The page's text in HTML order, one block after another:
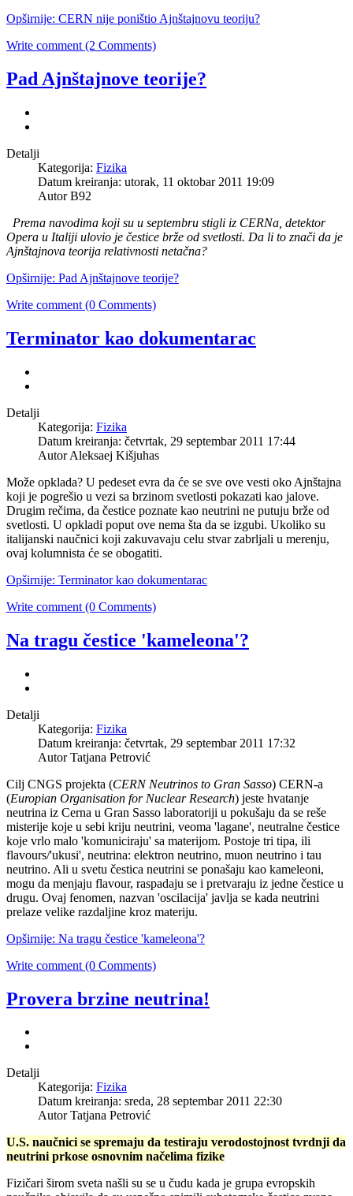
Opširnije: CERN nije poništio Ajnštajnovu teoriju?
Write comment (2 Comments)
Pad Ajnštajnove teorije?
Detalji
Kategorija: Fizika
Datum kreiranja: utorak, 11 oktobar 2011 19:09
Autor B92
Prema navodima koji su u septembru stigli iz CERNa, detektor
Opera u Italiji ulovio je čestice brže od svetlosti. Da li to znači da je
Ajnštajnova teorija relativnosti netačna?
Opširnije: Pad Ajnštajnove teorije?
Write comment (0 Comments)
Terminator kao dokumentarac
Detalji
Kategorija: Fizika
Datum kreiranja: četvrtak, 29 septembar 2011 17:44
Autor Aleksaej Kišjuhas
Može opklada? U pedeset evra da će se sve ove vesti oko Ajnštajna
koji je pogrešio u vezi sa brzinom svetlosti pokazati kao jalove.
Drugim rečima, da čestice poznate kao neutrini ne putuju brže od
svetlosti. U opkladi poput ove nema šta da se izgubi. Ukoliko su
italijanski naučnici koji zakuvavaju celu stvar zabrljali u merenju,
ovaj kolumnista će se obogatiti.
Opširnije: Terminator kao dokumentarac
Write comment (0 Comments)
Na tragu čestice 'kameleona'?
Detalji
Kategorija: Fizika
Datum kreiranja: četvrtak, 29 septembar 2011 17:32
Autor Tatjana Petrović
Cilj CNGS projekta (CERN Neutrinos to Gran Sasso) CERN-a
(Europian Organisation for Nuclear Research) jeste hvatanje
neutrina iz Cerna u Gran Sasso laboratoriji u pokušaju da se reše
misterije koje u sebi kriju neutrini, veoma 'lagane', neutralne čestice
koje vrlo malo 'komuniciraju' sa materijom. Postoje tri tipa, ili
flavours/'ukusi', neutrina: elektron neutrino, muon neutrino i tau
neutrino. Ali u svetu čestica neutrini se ponašaju kao kameleoni,
mogu da menjaju flavour, raspadaju se i pretvaraju iz jedne čestice u
drugu. Ovaj fenomen, nazvan 'oscilacija' javlja se kada neutrini
prelaze velike razdaljine kroz materiju.
Opširnije: Na tragu čestice 'kameleona'?
Write comment (0 Comments)
Provera brzine neutrina!
Detalji
Kategorija: Fizika
Datum kreiranja: sreda, 28 septembar 2011 22:30
Autor Tatjana Petrović
U.S. naučnicise spremaju da testiraju verodostojnost tvrdnji da
neutrini prkose osnovnim načelima fizike
Fizičari širom sveta našli su se u čudu kada je grupa evropskih